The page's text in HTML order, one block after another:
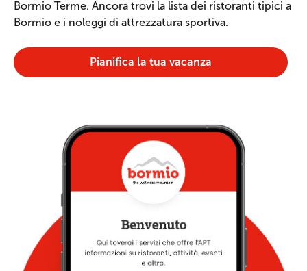
Bormio Terme. Ancora trovi la lista dei ristoranti tipici a
Bormio e i noleggi di attrezzatura sportiva.
Pianifica la tua vacanza